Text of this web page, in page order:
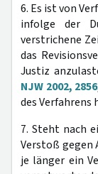
6. Es ist von
infolge der
verstrichene
das
Justiz
NJW 2002, 2856
des Verfahrens
7. Steht nach
Verstoß gegen
je länger ein